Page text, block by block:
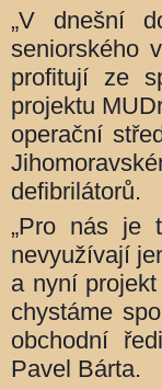
„V dnešní
seniorského
profitují ze
projektu
operační
defibrilátorů.
„Pro nás je
nevyužívají
a nyní
chystáme
obchodní
Pavel Bárta.